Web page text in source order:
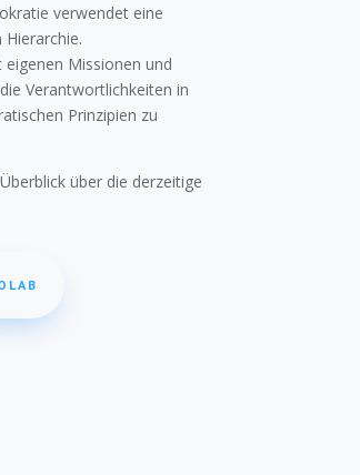
verwendet eine
Missionen und
Verantwortlichkeiten in
Prinzipien zu
über die derzeitige